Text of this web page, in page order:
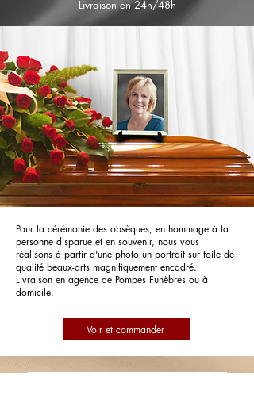
Livraison en 24h/48h
Pour la cérémonie des obsèques, en hommage à la
personne disparue et en souvenir, nous vous
réalisons à partir d'une photo un portrait sur toile de
qualité beaux-arts magnifiquement encadré.
Livraison en agence de Pompes Funèbres ou à
domicile.
Voir et commander